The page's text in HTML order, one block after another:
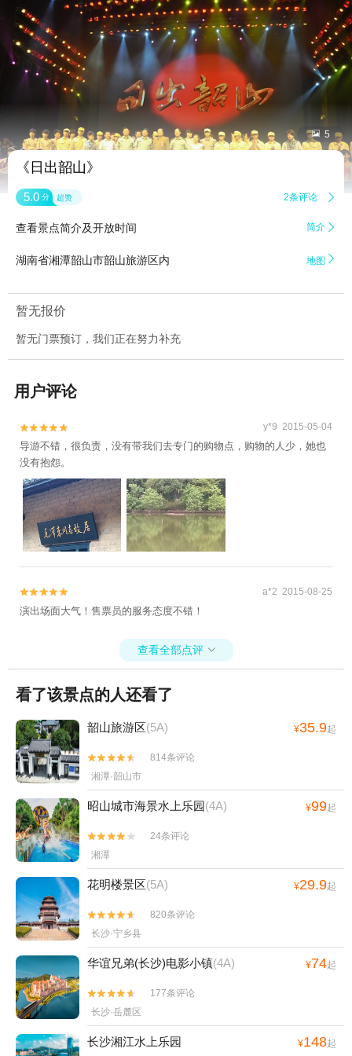
 5
《日出韶山》
5.0 分 超赞 2条评论 
查看景点简介及开放时间 简介 
湖南省湘潭韶山市韶山旅游区内 地图 
暂无报价
暂无门票预订，我们正在努力补充
用户评论

 y*9 2015-05-04
导游不错，很负责，没有带我们去专门的购物点，购物的人少，她也
没有抱怨。

 a*2 2015-08-25
演出场面大气！售票员的服务态度不错！
查看全部点评 
看了该景点的人还看了
韶山旅游区(5A) ¥35.9起


814条评论
湘潭·韶山市
昭山城市海景水上乐园(4A) ¥99起


24条评论
湘潭
花明楼景区(5A) ¥29.9起


820条评论
长沙·宁乡县
华谊兄弟(长沙)电影小镇(4A) ¥74起


177条评论
长沙·岳麓区
长沙湘江水上乐园 ¥148起
